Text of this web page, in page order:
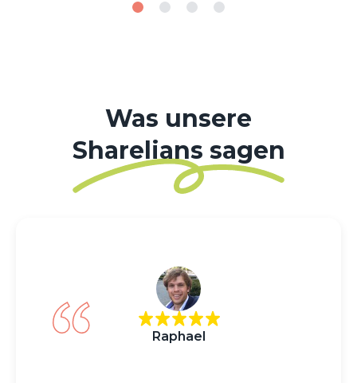
Was unsere
Sharelians sagen
Raphael